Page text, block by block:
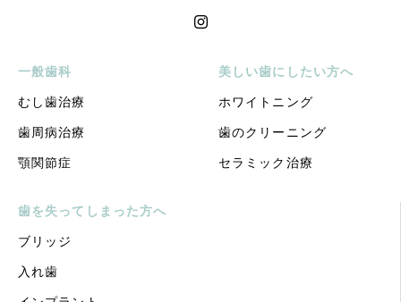
一般歯科
むし歯治療
歯周病治療
顎関節症
美しい歯にしたい方へ
ホワイトニング
歯のクリーニング
セラミック治療
歯を失ってしまった方へ
ブリッジ
入れ歯